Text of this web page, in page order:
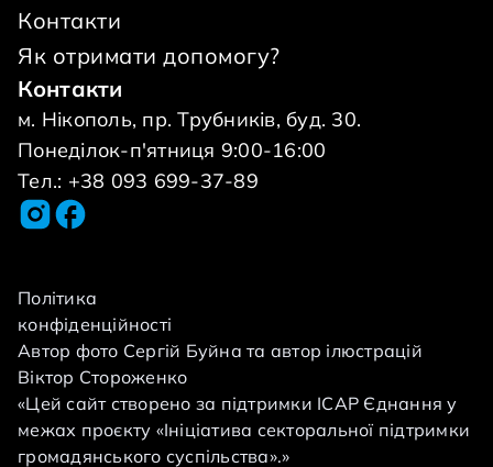
Контакти
Як отримати допомогу?
Контакти
м. Нікополь, пр. Трубників, буд. 30.
Понеділок-п'ятниця 9:00-16:00
Тел.: +38 093 699-37-89
Політика
конфіденційності
Автор фото Сергій Буйна та автор ілюстрацій
Віктор Стороженко
«Цей сайт створено за підтримки ІСАР Єднання у
межах проєкту «Ініціатива секторальної підтримки
громадянського суспільства».»